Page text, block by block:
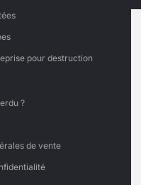
pour destruction
?
de vente